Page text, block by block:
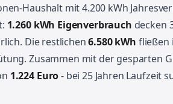
Haushalt mit 4.200 kWh
1.260 kWh Eigenverbrauch decken
Die restlichen6.580 kWh fließen
Zusammen mit der gesparten
1.224 Euro- bei 25 Jahren Laufzeit